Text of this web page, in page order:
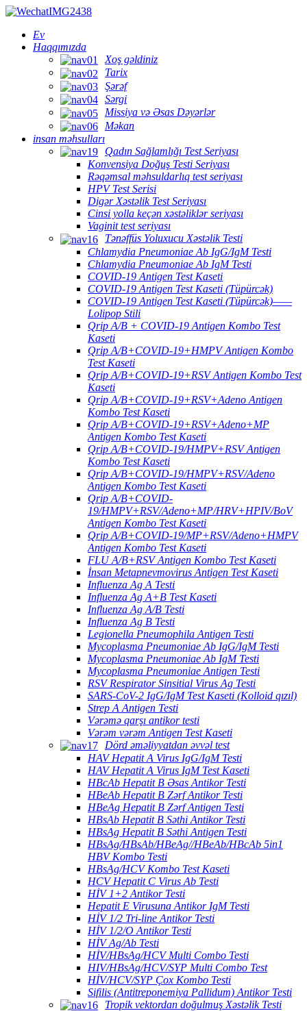
Ev
Haqqımızda
Xoş gəldiniz
Tarix
Şərəf
Sərgi
Missiya və Əsas Dəyərlər
Məkan
insan məhsulları
Qadın Sağlamlığı Test Seriyası
Konvensiya Doğuş Testi Seriyası
Rəqəmsal məhsuldarlıq test seriyası
HPV Test Serisi
Digər Xəstəlik Test Seriyası
Cinsi yolla keçən xəstəliklər seriyası
Vaginit test seriyası
Tənəffüs Yoluxucu Xəstəlik Testi
Chlamydia Pneumoniae Ab IgG/IgM Testi
Chlamydia Pneumoniae Ab IgM Testi
COVID-19 Antigen Test Kaseti
COVID-19 Antigen Test Kaseti (Tüpürcək)
COVID-19 Antigen Test Kaseti (Tüpürcək)——
Lolipop Stili
Qrip A/B + COVID-19 Antigen Kombo Test
Kaseti
Qrip A/B+COVID-19+HMPV Antigen Kombo
Test Kaseti
Qrip A/B+COVID-19+RSV Antigen Kombo Test
Kaseti
Qrip A/B+COVID-19+RSV+Adeno Antigen
Kombo Test Kaseti
Qrip A/B+COVID-19+RSV+Adeno+MP
Antigen Kombo Test Kaseti
Qrip A/B+COVID-19/HMPV+RSV Antigen
Kombo Test Kaseti
Qrip A/B+COVID-19/HMPV+RSV/Adeno
Antigen Kombo Test Kaseti
Qrip A/B+COVID-
19/HMPV+RSV/Adeno+MP/HRV+HPIV/BoV
Antigen Kombo Test Kaseti
Qrip A/B+COVID-19/MP+RSV/Adeno+HMPV
Antigen Kombo Test Kaseti
FLU A/B+RSV Antigen Kombo Test Kaseti
İnsan Metapnevmovirus Antigen Test Kaseti
Influenza Ag A Testi
Influenza Ag A+B Test Kaseti
Influenza Ag A/B Testi
Influenza Ag B Testi
Legionella Pneumophila Antigen Testi
Mycoplasma Pneumoniae Ab IgG/IgM Testi
Mycoplasma Pneumoniae Ab IgM Testi
Mycoplasma Pneumoniae Antigen Testi
RSV Respirator Sinsitial Virus Ag Testi
SARS-CoV-2 IgG/IgM Test Kaseti (Kolloid qızıl)
Strep A Antigen Testi
Vərəmə qarşı antikor testi
Vərəm vərəm Antigen Test Kaseti
Dörd əməliyyatdan əvvəl test
HAV Hepatit A Virus IgG/IgM Testi
HAV Hepatit A Virus IgM Test Kaseti
HBcAb Hepatit B Əsas Antikor Testi
HBeAb Hepatit B Zərf Antikor Testi
HBeAg Hepatit B Zərf Antigen Testi
HBsAb Hepatit B Səthi Antikor Testi
HBsAg Hepatit B Səthi Antigen Testi
HBsAg/HBsAb/HBeAg//HBeAb/HBcAb 5in1
HBV Kombo Testi
HBsAg/HCV Kombo Test Kaseti
HCV Hepatit C Virus Ab Testi
HİV 1+2 Antikor Testi
Hepatit E Virusuna Antikor IgM Testi
HİV 1/2 Tri-line Antikor Testi
HİV 1/2/O Antikor Testi
HİV Ag/Ab Testi
HİV/HBsAg/HCV Multi Combo Testi
HIV/HBsAg/HCV/SYP Multi Combo Test
HİV/HCV/SYP Çox Kombo Testi
Sifilis (Antitreponemiya Pallidum) Antikor Testi
Tropik vektordan doğulmuş Xəstəlik Testi